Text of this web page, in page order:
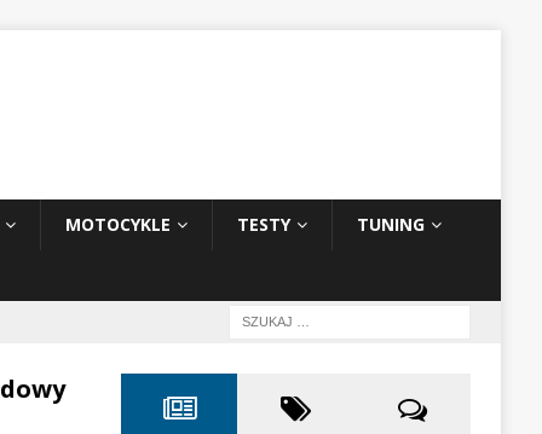
MOTOCYKLE TESTY TUNING